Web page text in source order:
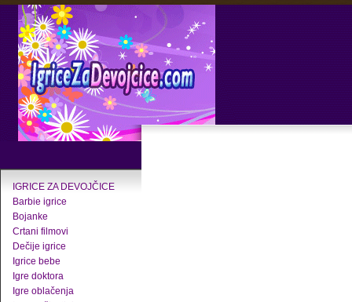
IGRICE ZA DEVOJČICE
Barbie igrice
Bojanke
Crtani filmovi
Dečije igrice
Igrice bebe
Igre doktora
Igre oblačenja